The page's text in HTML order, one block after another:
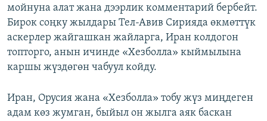
мойнуна алат жана дээрлик комментарий бербейт.
Бирок соңку жылдары Тел-Авив Сирияда өкмөттүк
аскерлер жайгашкан жайларга, Иран колдогон
топторго, анын ичинде «Хезболла» кыймылына
каршы жүздөгөн чабуул койду.
Иран, Орусия жана «Хезболла» тобу жүз миңдеген
адам көз жумган, быйыл он жылга аяк баскан